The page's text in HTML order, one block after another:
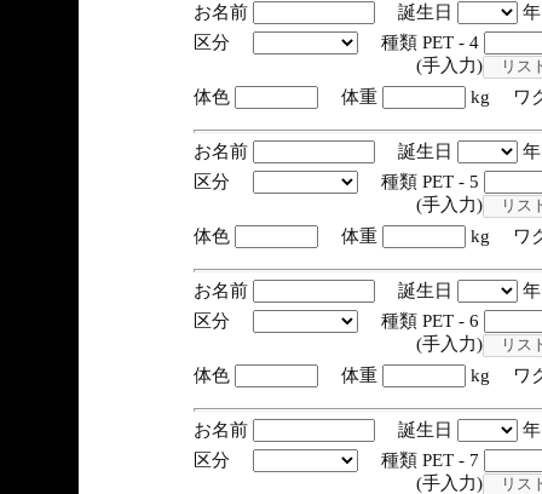
お名前 誕生日
区分
種類 PET - 4
(手入力)
体色
体重 kg ワ
お名前 誕生日
区分
種類 PET - 5
(手入力)
体色
体重 kg ワ
お名前 誕生日
区分
種類 PET - 6
(手入力)
体色
体重 kg ワ
お名前 誕生日
区分
種類 PET - 7
(手入力)